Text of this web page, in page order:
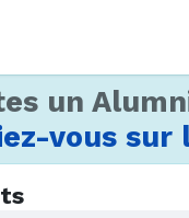
un
vous sur